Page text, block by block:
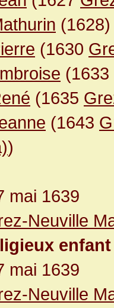
(1628)
(1630
(1633
(1635
(1643
)
mai 1639
Neuville
enfant
mai 1639
Neuville